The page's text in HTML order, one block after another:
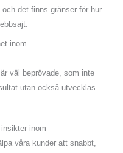
det finns gränser för hur
inom
väl beprövade, som inte
utan också utvecklas
inom
våra kunder att snabbt,